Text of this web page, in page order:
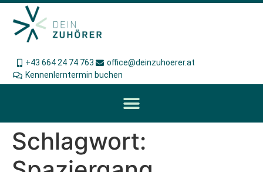
+43 664 24 74 763
office@deinzuhoerer.at
Kennenlerntermin buchen
Schlagwort: